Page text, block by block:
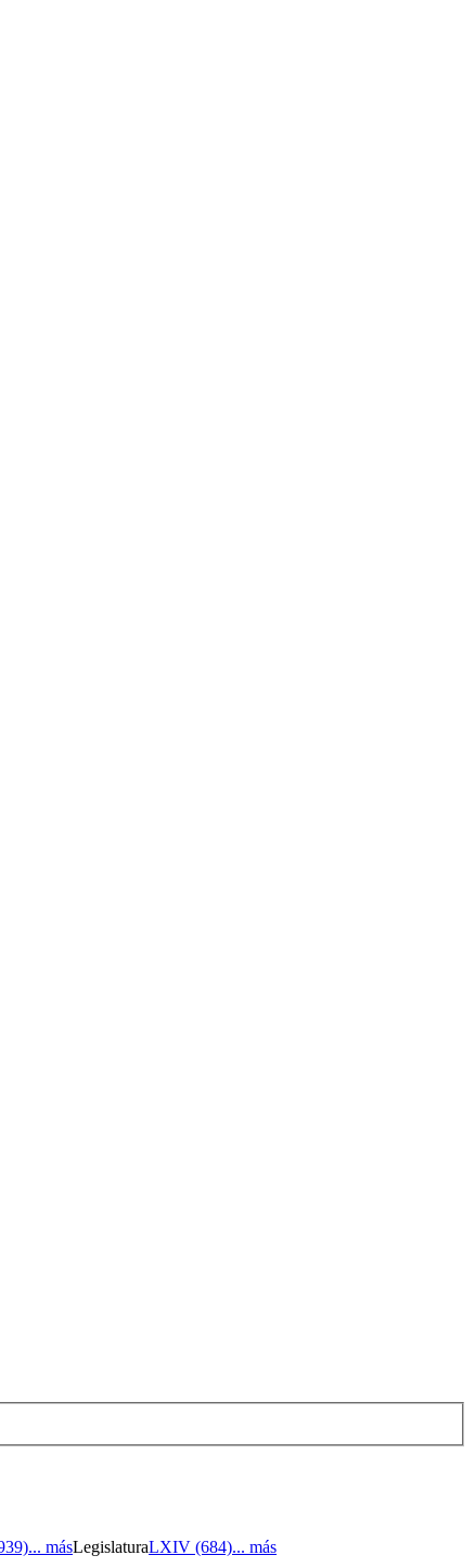
... másLegislaturaLXIV (684)... más